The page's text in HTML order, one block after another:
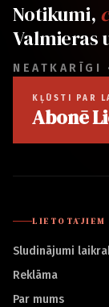
Notikumi,
Valmieras
NEATKARĪGI
KĻŪSTI PAR
Abonē
LIETOTĀJIEM
Sludinājumi
Reklāma
Par mums